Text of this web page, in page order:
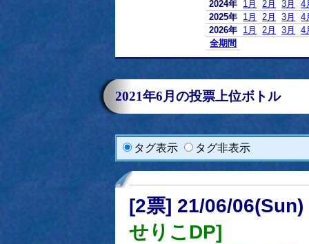
2024年 1月 2月 3月
4
2025年 1月 2月 3月
4
2026年 1月 2月 3月
4
全期間
2021年6月の投票上位ボトル
タグ表示 タグ非表示
[2票] 21/06/
せりこDP]